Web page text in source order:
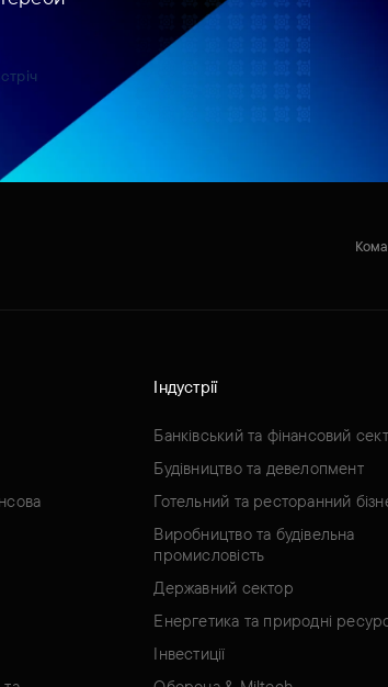
Індустрії
Банківський та фінансовий
Будівництво та девелопмент
Готельний та ресторанний
Виробництво та будівельна
промисловість
Державний сектор
Енергетика та природні
Інвестиції